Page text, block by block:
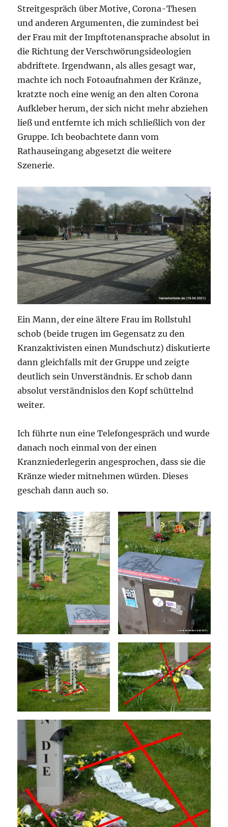
Streitgespräch über Motive, Corona-Thesen
und anderen Argumenten, die zumindest bei
der Frau mit der Impftotenansprache absolut in
die Richtung der Verschwörungsideologien
abdriftete. Irgendwann, als alles gesagt war,
machte ich noch Fotoaufnahmen der Kränze,
kratzte noch eine wenig an den alten Corona
Aufkleber herum, der sich nicht mehr abziehen
ließ und entfernte ich mich schließlich von der
Gruppe. Ich beobachtete dann vom
Rathauseingang abgesetzt die weitere
Szenerie.
Ein Mann, der eine ältere Frau im Rollstuhl
schob (beide trugen im Gegensatz zu den
Kranzaktivisten einen Mundschutz) diskutierte
dann gleichfalls mit der Gruppe und zeigte
deutlich sein Unverständnis. Er schob dann
absolut verständnislos den Kopf schüttelnd
weiter.
Ich führte nun eine Telefongespräch und wurde
danach noch einmal von der einen
Kranzniederlegerin angesprochen, dass sie die
Kränze wieder mitnehmen würden. Dieses
geschah dann auch so.